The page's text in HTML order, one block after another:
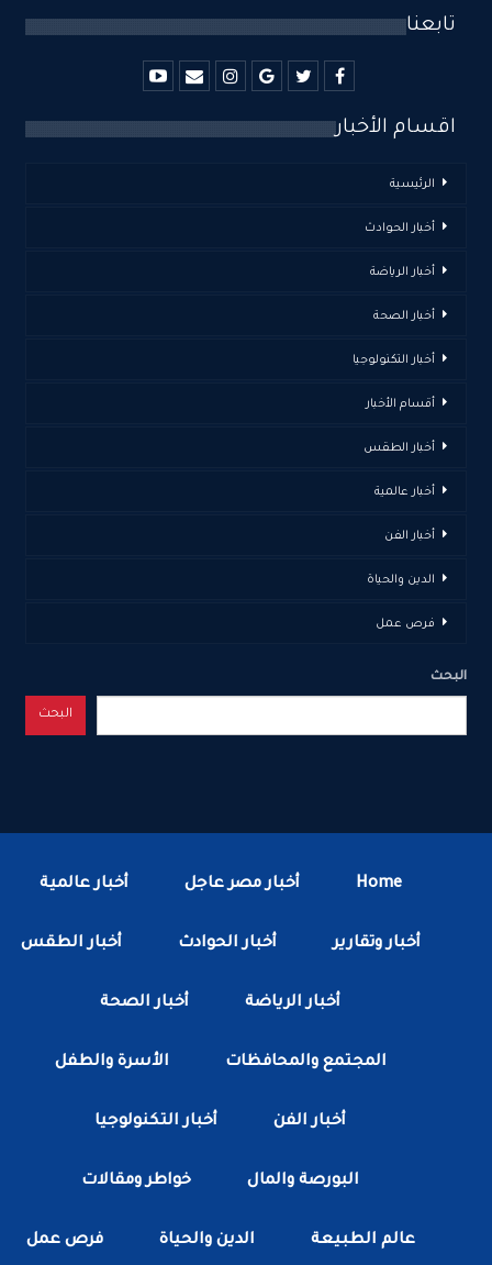
تابعنا
اقسام الأخبار
الرئيسية
أخبار الحوادث
أخبار الرياضة
أخبار الصحة
أخبار التكنولوجيا
أقسام الأخبار
أخبار الطقس
أخبار عالمية
أخبار الفن
الدين والحياة
فرص عمل
البحث
البحث
Home أخبار مصر عاجل أخبار عالمية
أخبار وتقارير أخبار الحوادث أخبار الطقس
أخبار الرياضة أخبار الصحة
المجتمع والمحافظات الأسرة والطفل
أخبار الفن أخبار التكنولوجيا
البورصة والمال خواطر ومقالات
عالم الطبيعة الدين والحياة فرص عمل